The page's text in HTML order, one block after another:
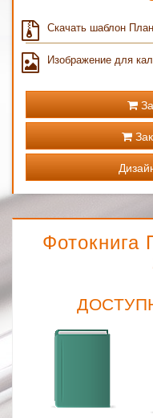
Скачать шаблон
Изображение для